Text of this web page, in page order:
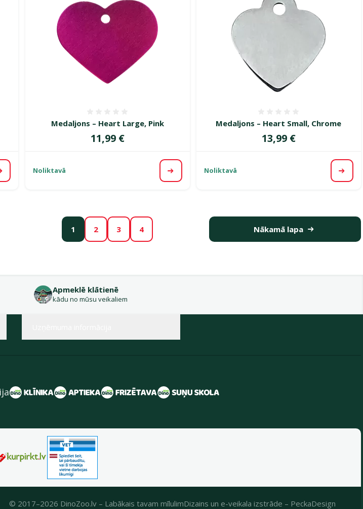
Medaljons – Heart Large, Pink
Cena
11,99 €
Noliktavā Apskatīt
Medaljons – Heart Small, Chrome
Cena
13,99 €
Noliktavā
1 2 3 4 Nākamā lapa
Apmeklē klātienē
kādu no mūsu veikaliem
© 2017–2026 DinoZoo.lv – Labākais tavam mīlulimDizains un e-veikala izstrāde – PeckaDesign